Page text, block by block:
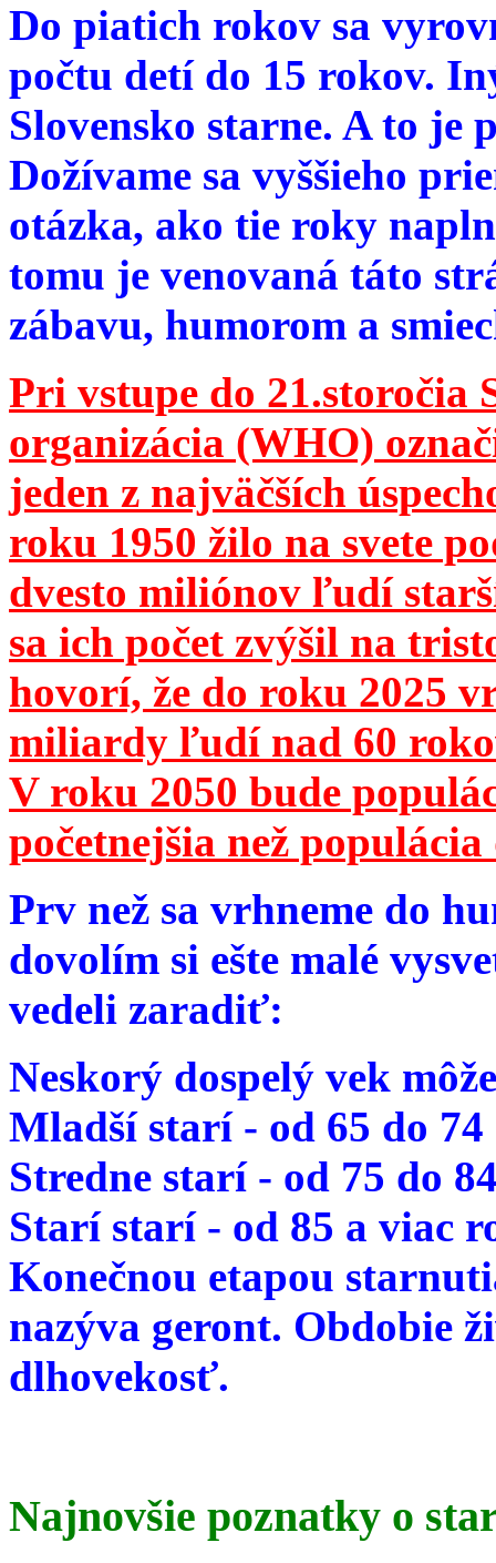
Do piatich rokov sa
počtu detí do 15 rokov.
Slovensko starne. A to je
Dožívame sa vyššieho
otázka, ako tie roky
tomu je venovaná táto
zábavu, humorom a
Pri vstupe do 21.storočia
organizácia (WHO)
jeden z najväčších
roku 1950 žilo na svete
dvesto miliónov ľudí
sa ich počet zvýšil na
hovorí, že do roku 2025
miliardy ľudí nad 60
V roku 2050 bude
početnejšia než
Prv než sa vrhneme do
dovolím si ešte malé
vedeli zaradiť:
Neskorý dospelý vek
Mladší starí - od 65 do
Stredne starí - od 75 do
Starí starí - od 85 a viac
Konečnou etapou
nazýva geront. Obdobie
dlhovekosť.
Najnovšie poznatky o